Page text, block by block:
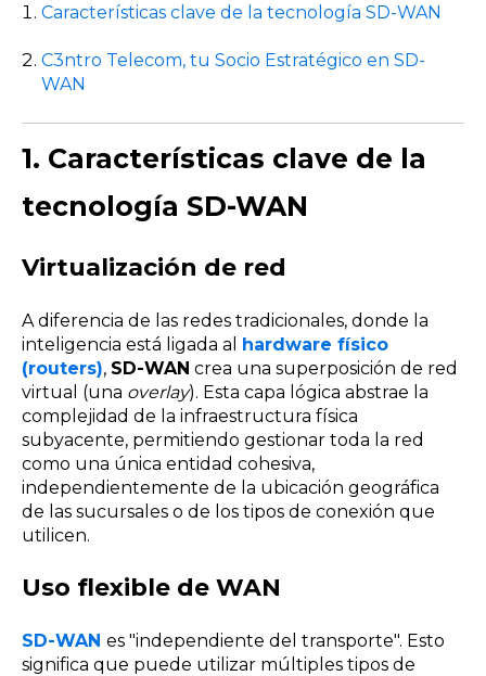
Características clave de la tecnología SD-WAN
C3ntro Telecom, tu Socio Estratégico en SD-
WAN
1. Características clave de la
tecnología SD-WAN
Virtualización de red
A diferencia de las redes tradicionales, donde la
inteligencia está ligada al hardware físico
(routers), SD-WAN crea una superposición de red
virtual (una overlay). Esta capa lógica abstrae la
complejidad de la infraestructura física
subyacente, permitiendo gestionar toda la red
como una única entidad cohesiva,
independientemente de la ubicación geográfica
de las sucursales o de los tipos de conexión que
utilicen.
Uso flexible de WAN
SD-WAN es "independiente del transporte". Esto
significa que puede utilizar múltiples tipos de